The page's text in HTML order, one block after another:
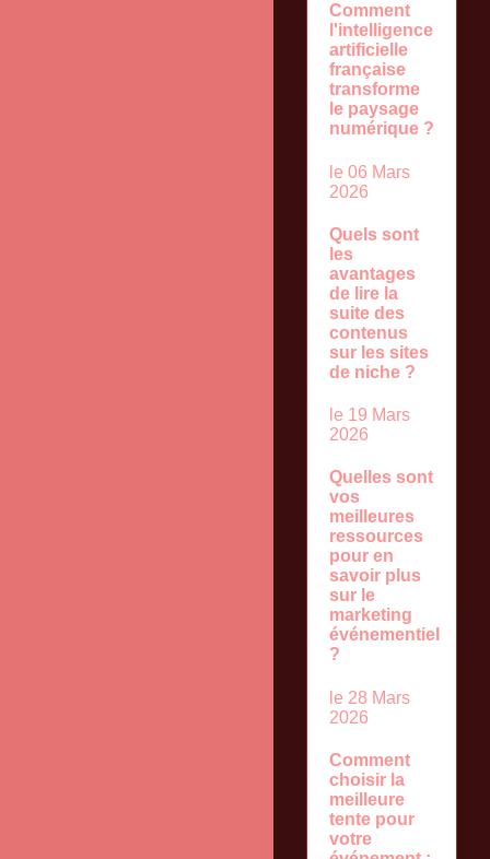
Comment
l'intelligence
artificielle
française
transforme
le paysage
numérique ?
le 06 Mars
2026
Quels sont
les
avantages
de lire la
suite des
contenus
sur les sites
de niche ?
le 19 Mars
2026
Quelles sont
vos
meilleures
ressources
pour en
savoir plus
sur le
marketing
événementiel
?
le 28 Mars
2026
Comment
choisir la
meilleure
tente pour
votre